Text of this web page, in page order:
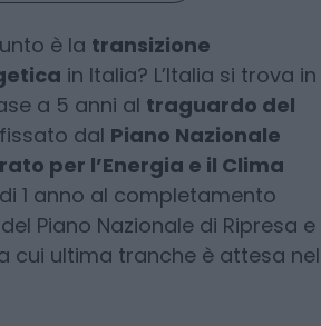
è la transizione
in Italia? L’Italia si trova in
a 5 anni al traguardo del
fissato dal Piano Nazionale
per l’Energia e il Clima
1 anno al completamento
Piano Nazionale di Ripresa e
cui ultima tranche è attesa nel